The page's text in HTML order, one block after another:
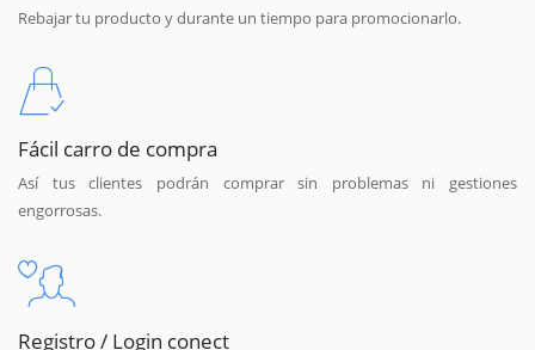
Rebajar tu producto y durante un tiempo para promocionarlo.
Fácil carro de compra
Así tus clientes podrán comprar sin problemas ni gestiones
engorrosas.
Registro / Login conect